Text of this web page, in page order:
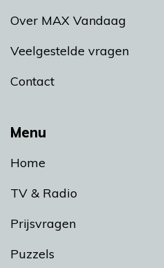
Menu
Home
TV & Radio
Prijsvragen
Puzzels
Over MAX Vandaag
Veelgestelde vragen
Contact